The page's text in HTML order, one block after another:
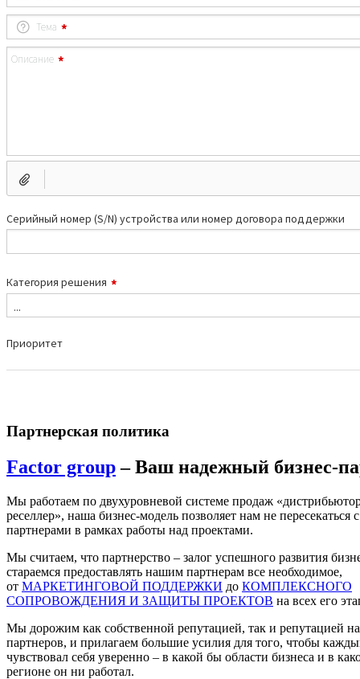
Партнерская политика
Factor group– Ваш надежный бизнес-
Мы работаем по двухуровневой системе продаж
реселлер», наша бизнес-модель позволяет нам не пересекаться с
партнерами в рамках работы над проектами.
Мы считаем, что партнерство – залог успешного развития
стараемся предоставлять нашим партнерам все необходимое,
от МАРКЕТИНГОВОЙ ПОДДЕРЖКИ до КОМПЛЕКСНОГО
СОПРОВОЖДЕНИЯ И ЗАЩИТЫ ПРОЕКТОВ на всех его
Мы дорожим как собственной репутацией, так и репутацией
партнеров, и прилагаем большие усилия для того, чтобы
чувствовал себя уверенно – в какой бы области бизнеса и в
регионе он ни работал.